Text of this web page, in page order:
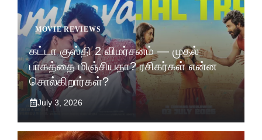
MOVIE REVIEWS
கட்டா குஸ்தி 2 விமர்சனம் — முதல்
பாகத்தை மிஞ்சியதா? ரசிகர்கள் என்ன
சொல்கிறார்கள்?
July 3, 2026